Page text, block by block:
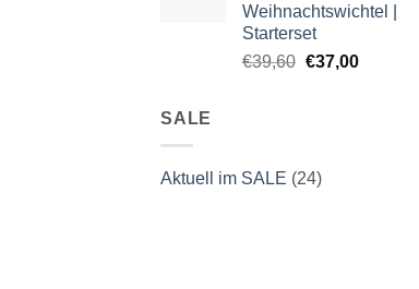
Weihnachtswichtel |
Starterset
€39,60 Ursprünglicher
€37,00Aktueller
SALE
Aktuell im SALE (24)